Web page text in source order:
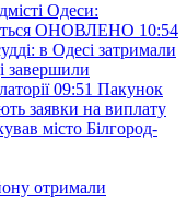
Одеси:
ОНОВЛЕНО 10:54
в Одесі затримали
завершили
09:51 Пакунок
заявки на виплату
місто Білгород-
отримали